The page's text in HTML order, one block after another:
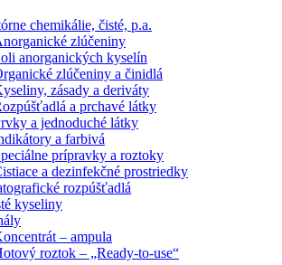
chemikálie, čisté, p.a.
zlúčeniny
anorganických kyselín
zlúčeniny a činidlá
zásady a deriváty
a prchavé látky
a jednoduché látky
a farbivá
prípravky a roztoky
a dezinfekčné prostriedky
rozpúšťadlá
kyseliny
– ampula
roztok – „Ready-to-use“